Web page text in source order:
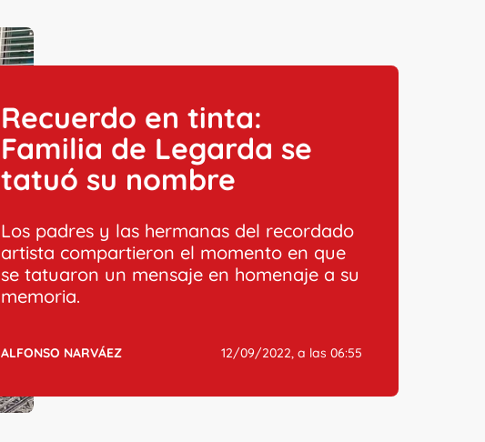
Recuerdo en tinta:
Familia de Legarda se
tatuó su nombre
Los padres y las hermanas del recordado
artista compartieron el momento en que
se tatuaron un mensaje en homenaje a su
memoria.
ALFONSO NARVÁEZ 12/09/2022, a las 06:55